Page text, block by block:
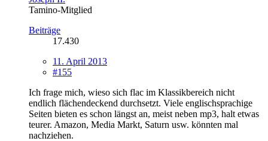
Tamino-Mitglied
Beiträge
17.430
11. April 2013
#155
Ich frage mich, wieso sich flac im Klassikbereich nicht
endlich flächendeckend durchsetzt. Viele englischsprachige
Seiten bieten es schon längst an, meist neben mp3, halt etwas
teurer. Amazon, Media Markt, Saturn usw. könnten mal
nachziehen.